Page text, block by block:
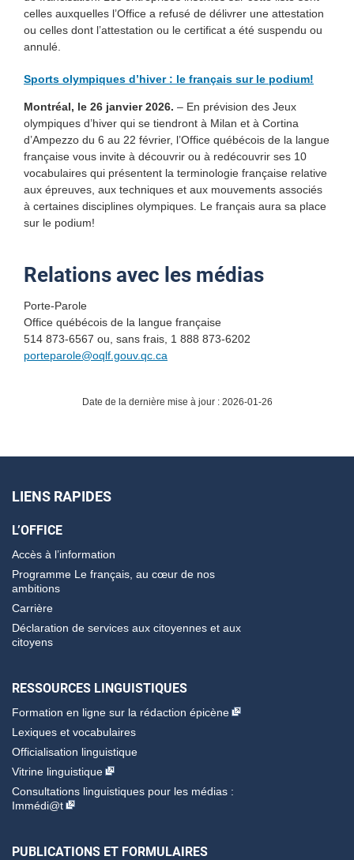
celles auxquelles l’Office a refusé de délivrer une attestation
ou celles dont l’attestation ou le certificat a été suspendu ou
annulé.
Sports olympiques d’hiver : le français sur le podium!
Montréal, le 26 janvier 2026. – En prévision des Jeux
olympiques d’hiver qui se tiendront à Milan et à Cortina
d’Ampezzo du 6 au 22 février, l’Office québécois de la langue
française vous invite à découvrir ou à redécouvrir ses 10
vocabulaires qui présentent la terminologie française relative
aux épreuves, aux techniques et aux mouvements associés
à certaines disciplines olympiques. Le français aura sa place
sur le podium!
Relations avec les médias
Porte-Parole
Office québécois de la langue française
514 873-6567 ou, sans frais, 1 888 873-6202
porteparole@oqlf.gouv.qc.ca
Date de la dernière mise à jour : 2026-01-26
LIENS RAPIDES
L’OFFICE
Accès à l’information
Programme Le français, au cœur de nos
ambitions
Carrière
Déclaration de services aux citoyennes et aux
citoyens
RESSOURCES LINGUISTIQUES
Formation en ligne sur la rédaction épicène
Lexiques et vocabulaires
Officialisation linguistique
Vitrine linguistique
Consultations linguistiques pour les médias :
Immédi@t
PUBLICATIONS ET FORMULAIRES